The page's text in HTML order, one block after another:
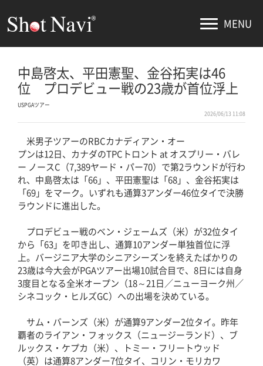
MENU
中島啓太、平田憲聖、金谷拓実は46
位 プロデビュー戦の23歳が首位浮上
USPGAツアー
2026/06/13 11:08
米男子ツアーのRBCカナディアン・オー
プンは12日、カナダのTPCトロント at オスプリー・バレ
ー ノースC（7,389ヤード・パー70）で第2ラウンドが行わ
れ、中島啓太は「66」、平田憲聖は「68」、金谷拓実は
「69」をマーク。いずれも通算3アンダー46位タイで決勝
ラウンドに進出した。
プロデビュー戦のベン・ジェームズ（米）が32位タイ
から「63」を叩き出し、通算10アンダー単独首位に浮
上。バージニア大学のシニアシーズンを終えたばかりの
23歳は今大会がPGAツアー出場10試合目で、8日には自身
3度目となる全米オープン（18～21日／ニューヨーク州／
シネコック・ヒルズGC）への出場を決めている。
サム・バーンズ（米）が通算9アンダー2位タイ。昨年
覇者のライアン・フォックス（ニュージーランド）、ブ
ルックス・ケプカ（米）、トミー・フリートウッド
（英）は通算8アンダー7位タイ、コリン・モリカワ